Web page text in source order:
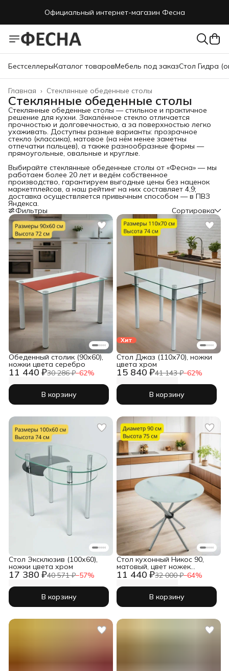
Официальный интернет-магазин Фесна
Официальный интернет-магазин Фесна
БестселлерыКаталог товаровМебель под заказСтол Гидра
Стеклянные обеденные столы
Главная ›
Стеклянные обеденные столы
Стеклянные обеденные столы — стильное и практичное
решение для кухни. Закалённое стекло отличается
прочностью и долговечностью, а за поверхностью легко
ухаживать. Доступны разные варианты: прозрачное
стекло (классика), матовое (на нём менее заметны
отпечатки пальцев), а также разнообразные формы —
прямоугольные, овальные и круглые.
Выбирайте стеклянные обеденные столы от «Фесна» — мы
работаем более 20 лет и ведём собственное
производство, гарантируем выгодные цены без наценок
маркетплейсов, а наш рейтинг на них составляет 4,9;
доставка осуществляется привычным способом — в ПВЗ
Яндекса.
Фильтры Сортировка
11 440 ₽30 286 ₽−62%
Обеденный столик (90х60),
ножки цвета серебро
В корзину
Хит
15 840 ₽41 143 ₽−62%
Cтол Джаз (110х70), ножки
цвета хром
В корзину
17 380 ₽40 571 ₽−57%
Стол Эксклюзив (100х60),
ножки цвета хром
В корзину
11 440 ₽32 000 ₽−64%
Стол кухонный Никос 90,
матовый, цвет ножек
серебро
В корзину